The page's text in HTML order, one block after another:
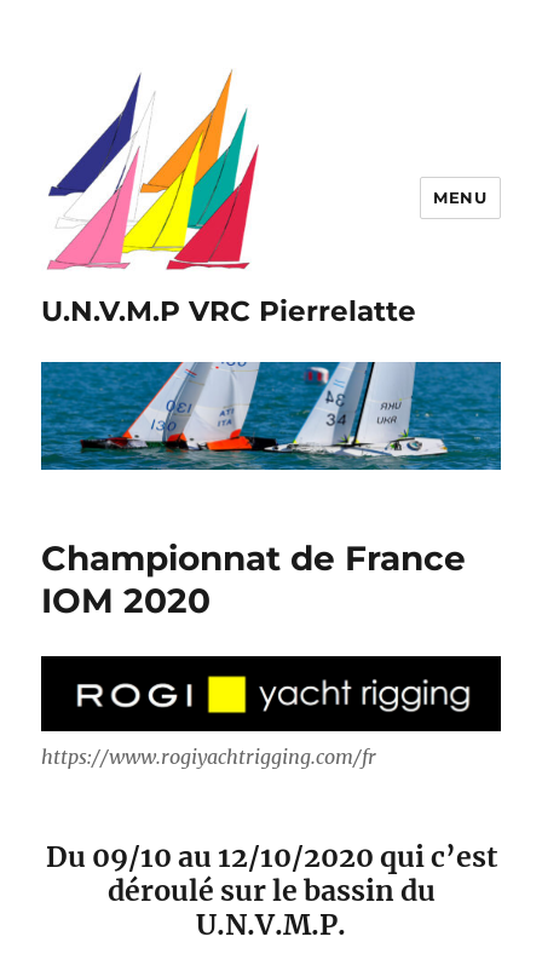
U.N.V.M.P VRC Pierrelatte
MENU
Championnat de France
IOM 2020
https://www.rogiyachtrigging.com/fr
Du 09/10 au 12/10/2020 qui c’est
déroulé sur le bassin du
U.N.V.M.P.